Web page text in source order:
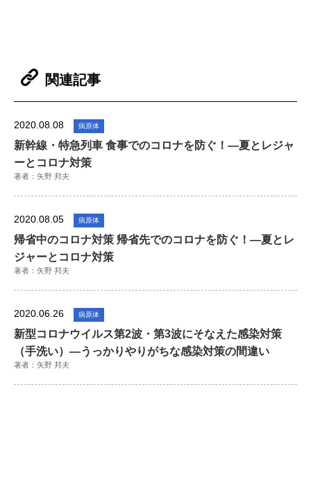
関連記事
2020.08.08 病原体
新幹線・特急列車 食事でのコロナを防ぐ！―夏とレジャ
ーとコロナ対策
著者：矢野 邦夫
2020.08.05 病原体
帰省中のコロナ対策 帰省先でのコロナを防ぐ！―夏とレ
ジャーとコロナ対策
著者：矢野 邦夫
2020.06.26 病原体
新型コロナウイルス第2波・第3波にそなえた感染対策
（手洗い）―うっかりやりがちな感染対策の間違い
著者：矢野 邦夫